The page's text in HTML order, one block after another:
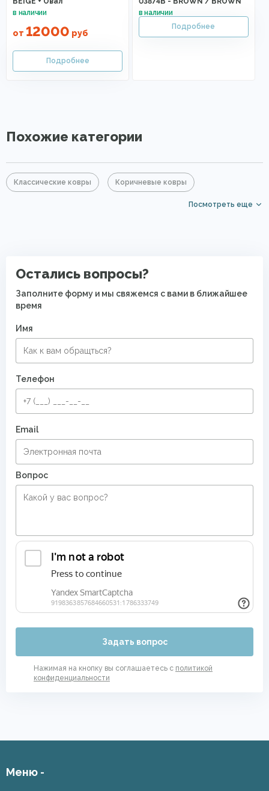
от 12000 руб
Похожие категории
Классические ковры Коричневые ковры
Посмотреть еще
Остались вопросы?
Заполните форму и мы свяжемся с вами в ближайшее
время
Имя
Телефон
Email
Вопрос
Задать вопрос
Нажимая на кнопку вы соглашаетесь с политикой
конфиденциальности
Меню -